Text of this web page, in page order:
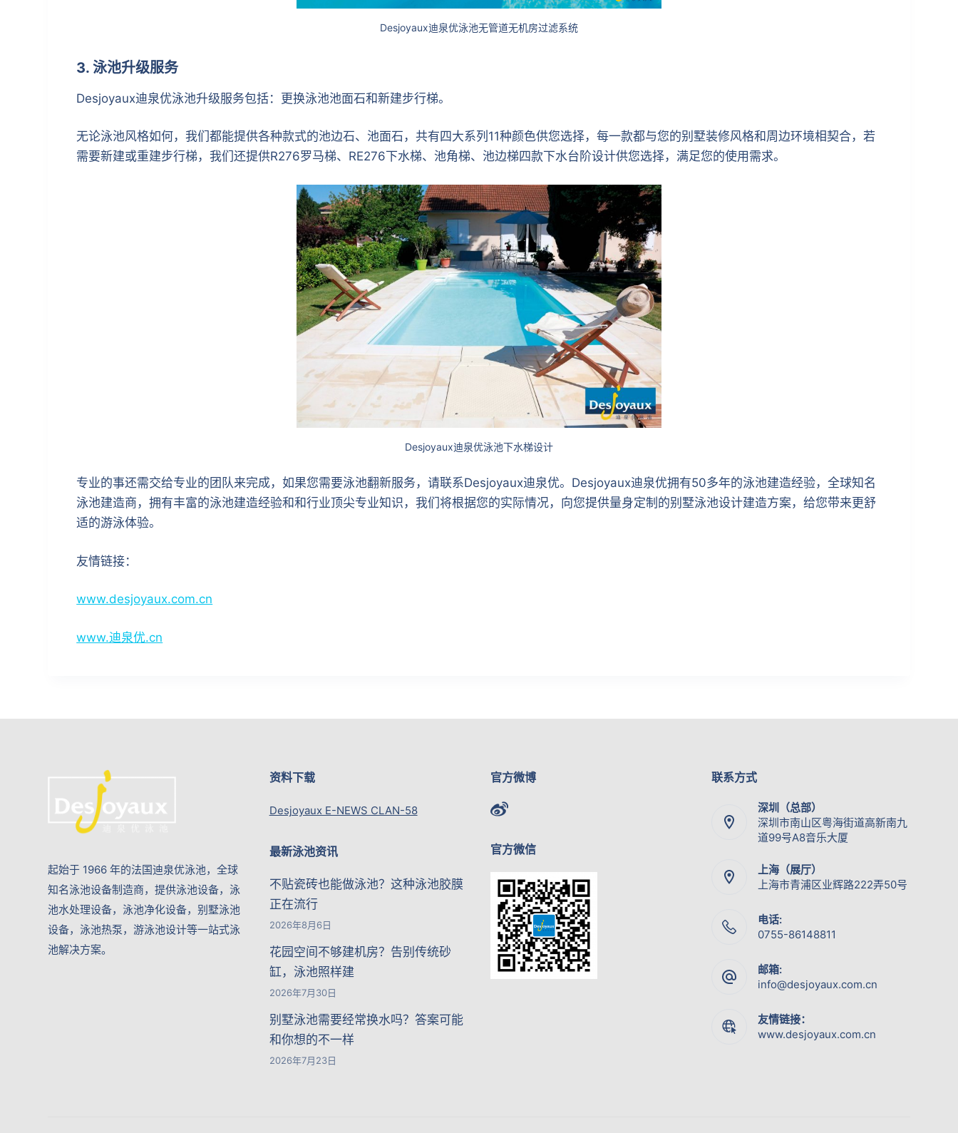
Desjoyaux迪泉优泳池无管道无机房过滤系统
3. 泳池升级服务
Desjoyaux迪泉优泳池升级服务包括：更换泳池池面石和新建步行梯。
无论泳池风格如何，我们都能提供各种款式的池边石、池面石，共有四大系列11种颜色供您选择，每一款都与您的别墅装修风格和周边环境相契合，若
需要新建或重建步行梯，我们还提供R276罗马梯、RE276下水梯、池角梯、池边梯四款下水台阶设计供您选择，满足您的使用需求。
Desjoyaux迪泉优泳池下水梯设计
专业的事还需交给专业的团队来完成，如果您需要泳池翻新服务，请联系Desjoyaux迪泉优。Desjoyaux迪泉优拥有50多年的泳池建造经验，全球知名
泳池建造商，拥有丰富的泳池建造经验和和行业顶尖专业知识，我们将根据您的实际情况，向您提供量身定制的别墅泳池设计建造方案，给您带来更舒
适的游泳体验。
友情链接：
www.desjoyaux.com.cn
www.迪泉优.cn
起始于 1966 年的法国迪泉优泳池，全球
知名泳池设备制造商，提供泳池设备，泳
池水处理设备，泳池净化设备，别墅泳池
设备，泳池热泵，游泳池设计等一站式泳
池解决方案。
资料下载
Desjoyaux E-NEWS CLAN-58
最新泳池资讯
不贴瓷砖也能做泳池？这种泳池胶膜
正在流行
2026年8月6日
花园空间不够建机房？告别传统砂
缸，泳池照样建
2026年7月30日
别墅泳池需要经常换水吗？答案可能
和你想的不一样
2026年7月23日
官方微博
官方微信
联系方式
深圳（总部）
深圳市南山区粤海街道高新南九
道99号A8音乐大厦
上海（展厅）
上海市青浦区业辉路222弄50号
电话:
0755-86148811
邮箱:
info@desjoyaux.com.cn
友情链接：
www.desjoyaux.com.cn